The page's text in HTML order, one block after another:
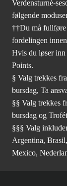
Verdensturné-
følgende
††Du må fullføre
fordelingen
Hvis du løser inn
Points.
§ Valg trekkes
bursdag, Ta
§§ Valg trekkes
bursdag og
§§§ Valg
Argentina,
Mexico,